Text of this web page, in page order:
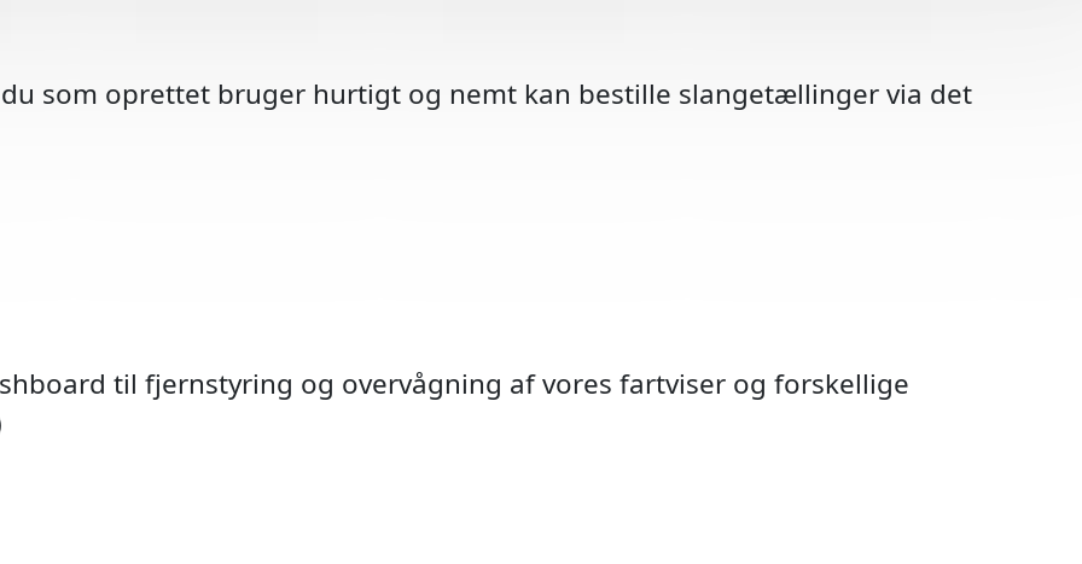
TOPO boks/pæl
Hastighedstavler
Skolevarsel A22
Overvågning
P-henvisning
BP Radar
som oprettet bruger hurtigt og nemt kan bestille slangetællinger via det
til fjernstyring og overvågning af vores fartviser og forskellige